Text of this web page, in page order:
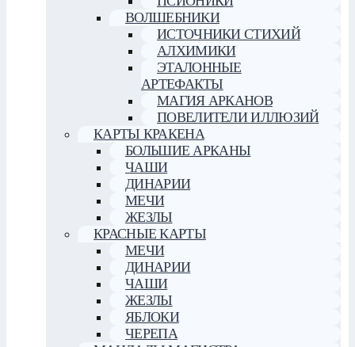
ВОЛШЕБНИКИ
ИСТОЧНИКИ СТИХИЙ
АЛХИМИКИ
ЭТАЛОННЫЕ
АРТЕФАКТЫ
МАГИЯ АРКАНОВ
ПОВЕЛИТЕЛИ ИЛЛЮЗИЙ
КАРТЫ КРАКЕНА
БОЛЬШИЕ АРКАНЫ
ЧАШИ
ДИНАРИИ
МЕЧИ
ЖЕЗЛЫ
КРАСНЫЕ КАРТЫ
МЕЧИ
ДИНАРИИ
ЧАШИ
ЖЕЗЛЫ
ЯБЛОКИ
ЧЕРЕПА